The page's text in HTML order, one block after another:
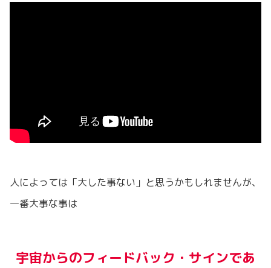
人によっては「大した事ない」と思うかもしれませんが、
一番大事な事は
宇宙からのフィードバック・サインであ